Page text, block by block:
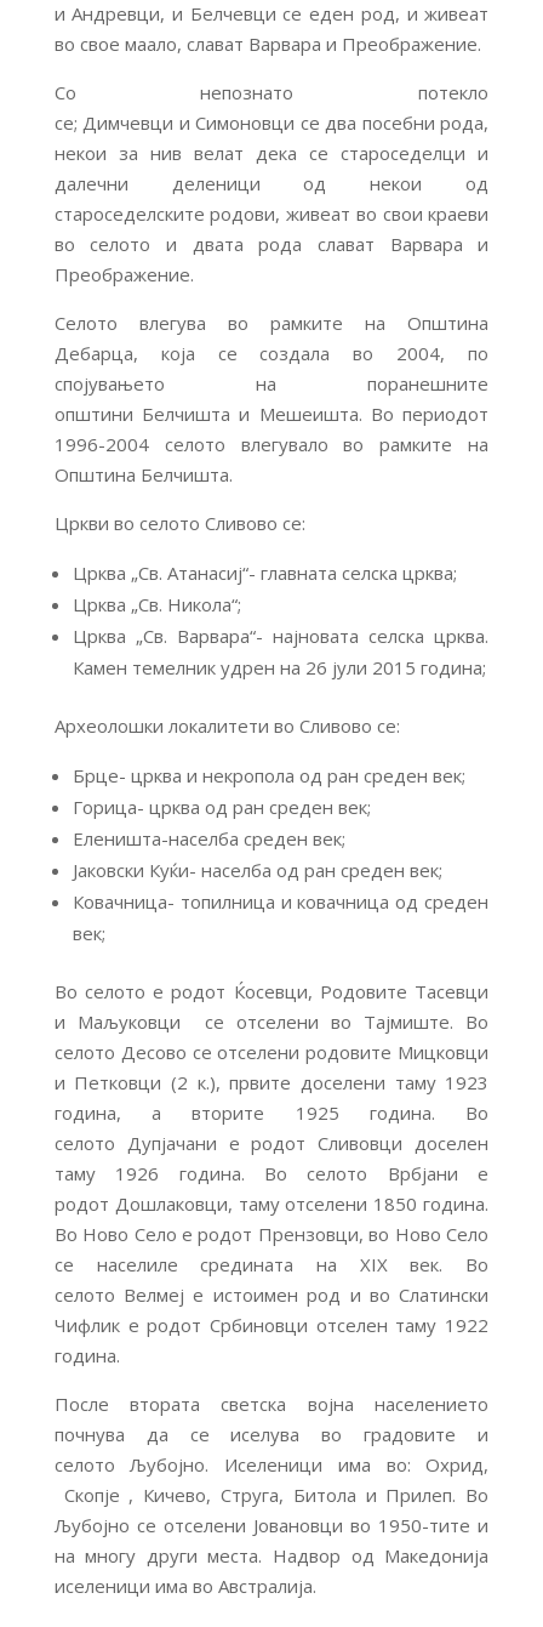
и Андревци, и Белчевци се еден род, и живеат
во свое маало, слават Варвара и Преображение.
Со непознато потекло
се; Димчевци и Симоновци се два посебни рода,
некои за нив велат дека се староседелци и
далечни деленици од некои од
староседелските родови, живеат во свои краеви
во селото и двата рода слават Варвара и
Преображение.
Селото влегува во рамките на Општина
Дебарца, која се создала во 2004, по
спојувањето на поранешните
општини Белчишта и Мешеишта. Во периодот
1996-2004 селото влегувало во рамките на
Општина Белчишта.
Цркви во селото Сливово се:
Црква „Св. Атанасиј“- главната селска црква;
Црква „Св. Никола“;
Црква „Св. Варвара“- најновата селска црква.
Камен темелник удрен на 26 јули 2015 година;
Археолошки локалитети во Сливово се:
Брце- црква и некропола од ран среден век;
Горица- црква од ран среден век;
Еленишта-населба среден век;
Јаковски Куќи- населба од ран среден век;
Ковачница- топилница и ковачница од среден
век;
Во селото е родот Ќосевци, Родовите Тасевци
и Маљуковци се отселени во Тајмиште. Во
селото Десово се отселени родовите Мицковци
и Петковци (2 к.), првите доселени таму 1923
година, а вторите 1925 година. Во
селото Дупјачани е родот Сливовци доселен
таму 1926 година. Во селото Врбјани е
родот Дошлаковци, таму отселени 1850 година.
Во Ново Село е родот Прензовци, во Ново Село
се населиле средината на XIX век. Во
селото Велмеј е истоимен род и во Слатински
Чифлик е родот Србиновци отселен таму 1922
година.
После втората светска војна населението
почнува да се иселува во градовите и
селото Љубојно. Иселеници има во: Охрид,
Скопје , Кичево, Струга, Битола и Прилеп. Во
Љубојно се отселени Јовановци во 1950-тите и
на многу други места. Надвор од Македонија
иселеници има во Австралија.